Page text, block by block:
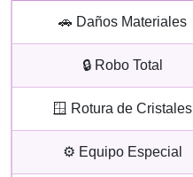
🚗 Daños Materiales
🔒 Robo Total
🪟 Rotura de Cristales
⚙️ Equipo Especial